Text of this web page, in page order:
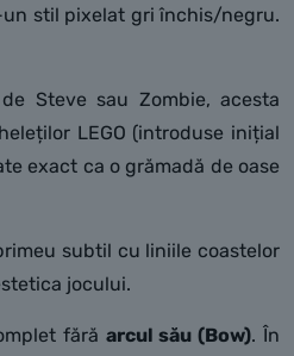
stil pixelat gri închis/negru.
Steve sau Zombie, acesta
LEGO (introduse inițial
exact ca o grămadă de oase
subtil cu liniile coastelor
jocului.
fără arcul său (Bow). În